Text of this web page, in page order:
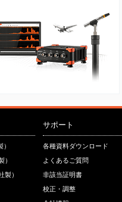
）
製）
サポート
各種資料ダウンロード
よくあるご質問
非該当証明書
校正・調整